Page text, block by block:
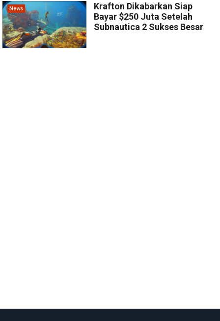
News
Krafton Dikabarkan Siap
Bayar $250 Juta Setelah
Subnautica 2 Sukses Besar